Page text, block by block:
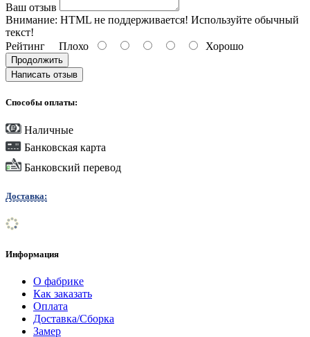
Ваш отзыв
Внимание: HTML не поддерживается! Используйте обычный
текст!
Рейтинг Плохо Хорошо
Продолжить
Написать отзыв
Способы оплаты:
Наличные
Банковская карта
Банковский перевод
Доставка:
Информация
О фабрике
Как заказать
Оплата
Доставка/Сборка
Замер